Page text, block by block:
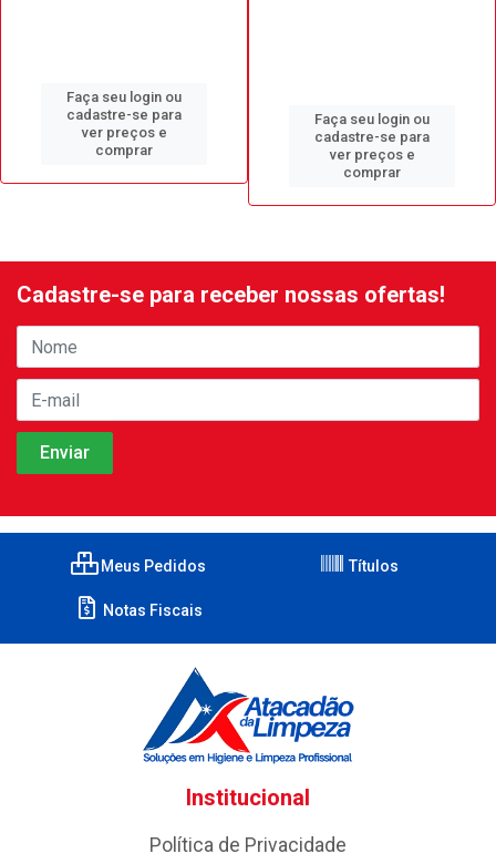
Faça seu login ou
cadastre-se para
ver preços e
comprar
Faça seu login ou
cadastre-se para
ver preços e
comprar
Cadastre-se para receber nossas ofertas!
Meus Pedidos Títulos
Notas Fiscais
Institucional
Política de Privacidade